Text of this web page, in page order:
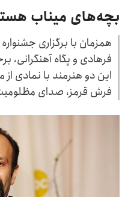
بچه‌های میناب
همزمان با برگزاری
فرهادی و پگاه آهنگرانی،
این دو هنرمند با نمادی
فرش قرمز، صدای